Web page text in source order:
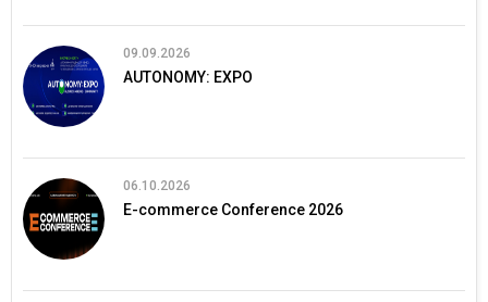
09.09.2026
AUTONOMY: EXPO
06.10.2026
E-commerce Conference 2026